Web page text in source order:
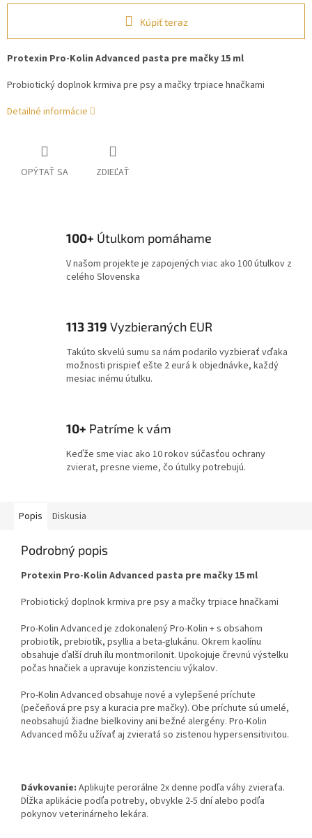
Kúpiť teraz
Protexin Pro-Kolin Advanced pasta pre mačky 15 ml
Probiotický doplnok krmiva pre psy a mačky trpiace hnačkami
Detailné informácie
OPÝTAŤ SA ZDIEĽAŤ
100+ Útulkom pomáhame
V našom projekte je zapojených viac ako 100 útulkov z
celého Slovenska
113 319 Vyzbieraných EUR
Takúto skvelú sumu sa nám podarilo vyzbierať vďaka
možnosti prispieť ešte 2 eurá k objednávke, každý
mesiac inému útulku.
10+ Patríme k vám
Keďže sme viac ako 10 rokov súčasťou ochrany
zvierat, presne vieme, čo útulky potrebujú.
Popis Diskusia
Podrobný popis
Protexin Pro-Kolin Advanced pasta pre mačky 15 ml
Probiotický doplnok krmiva pre psy a mačky trpiace hnačkami
Pro-Kolin Advanced je zdokonalený Pro-Kolin + s obsahom
probiotík, prebiotík, psyllia a beta-glukánu. Okrem kaolínu
obsahuje ďalší druh ílu montmorilonit. Upokojuje črevnú výstelku
počas hnačiek a upravuje konzistenciu výkalov.
Pro-Kolin Advanced obsahuje nové a vylepšené príchute
(pečeňová pre psy a kuracia pre mačky). Obe príchute sú umelé,
neobsahujú žiadne bielkoviny ani bežné alergény. Pro-Kolin
Advanced môžu užívať aj zvieratá so zistenou hypersensitivitou.
Dávkovanie: Aplikujte perorálne 2x denne podľa váhy zvieraťa.
Dĺžka aplikácie podľa potreby, obvykle 2-5 dní alebo podľa
pokynov veterinárneho lekára.